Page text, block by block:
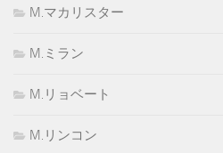
M.マカリスター
M.ミラン
M.リョベート
M.リンコン